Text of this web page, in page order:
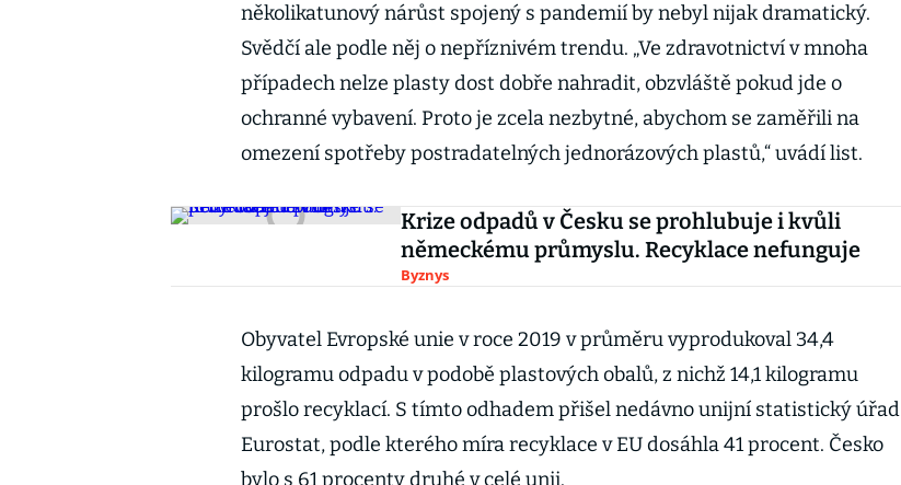
několikatunový nárůst spojený s pandemií by nebyl nijak dramatický.
Svědčí ale podle něj o nepříznivém trendu. „Ve zdravotnictví v mnoha
případech nelze plasty dost dobře nahradit, obzvláště pokud jde o
ochranné vybavení. Proto je zcela nezbytné, abychom se zaměřili na
omezení spotřeby postradatelných jednorázových plastů,“ uvádí list.
Krize odpadů v Česku se prohlubuje i kvůli
německému průmyslu. Recyklace nefunguje
Byznys
Obyvatel Evropské unie v roce 2019 v průměru vyprodukoval 34,4
kilogramu odpadu v podobě plastových obalů, z nichž 14,1 kilogramu
prošlo recyklací. S tímto odhadem přišel nedávno unijní statistický úřad
Eurostat, podle kterého míra recyklace v EU dosáhla 41 procent. Česko
bylo s 61 procenty druhé v celé unii.